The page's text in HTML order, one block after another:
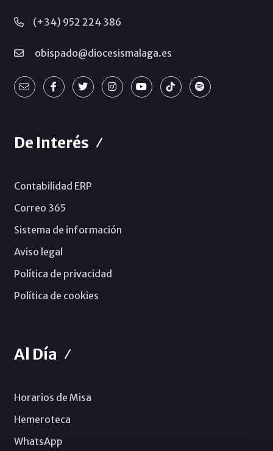
(+34) 952 224 386
obispado@diocesismalaga.es
De Interés
Contabilidad ERP
Correo 365
Sistema de información
Aviso legal
Política de privacidad
Política de cookies
Al Día
Horarios de Misa
Hemeroteca
WhatsApp